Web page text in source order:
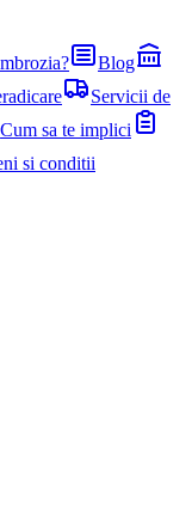
Blog
Servicii de
Cum sa te implici
si conditii